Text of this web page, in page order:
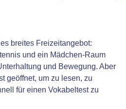
breites Freizeitangebot:
und ein Mädchen-Raum
und Bewegung. Aber
geöffnet, um zu lesen, zu
für einen Vokabeltest zu